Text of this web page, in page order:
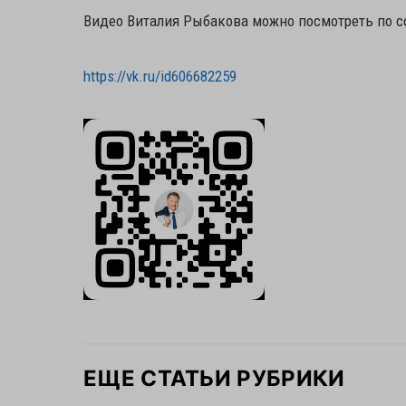
Видео Виталия Рыбакова можно посмотреть по
https://vk.ru/id606682259
ЕЩЕ СТАТЬИ РУБРИКИ